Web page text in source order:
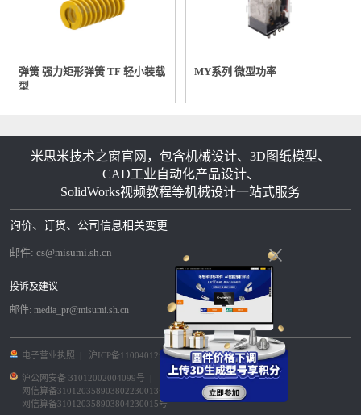
弹簧 强力矩形弹簧 TF 轻小装载
型
MY系列 微型功率
米思米技术之窗官网，包含机械设计、3D图纸模型、
CAD工业自动化产品设计、
SolidWorks视频教程等机械设计一站式服务
询价、订货、公司信息相关变更
邮件: cs@misumi.sh.cn
投诉及建议
邮件: media_pr@misumi.sh.cn
电子营业执照 沪ICP备11004012号-8|
沪公网安备 31012002004099号
网信算备310120358903802230013号
网信算备310120358903804230015号